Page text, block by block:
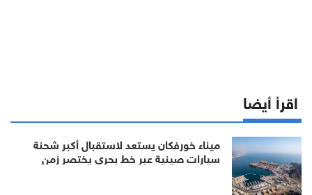
اقرأ أيضا
ميناء خورفكان يستعد لاستقبال أكبر شحنة
سيارات صينية عبر خط بحري يختصر زمن